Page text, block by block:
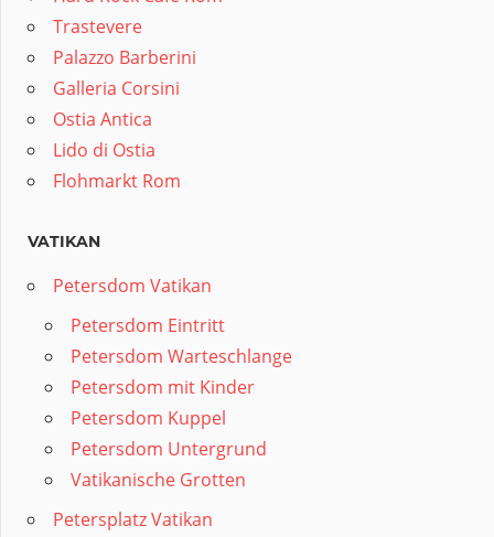
Trastevere
Palazzo Barberini
Galleria Corsini
Ostia Antica
Lido di Ostia
Flohmarkt Rom
VATIKAN
Petersdom Vatikan
Petersdom Eintritt
Petersdom Warteschlange
Petersdom mit Kinder
Petersdom Kuppel
Petersdom Untergrund
Vatikanische Grotten
Petersplatz Vatikan